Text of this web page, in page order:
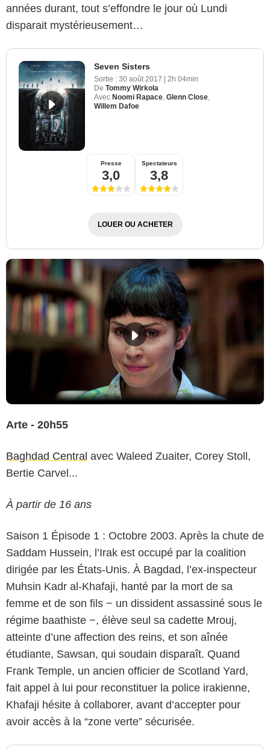
années durant, tout s’effondre le jour où Lundi
disparait mystérieusement…
Seven Sisters
Sortie : 30 août 2017
2h 04min
De Tommy Wirkola
Avec Noomi Rapace, Glenn Close,
Willem Dafoe
Presse
3,0
Spectateurs
3,8
LOUER OU ACHETER
Arte - 20h55
Baghdad Central avec Waleed Zuaiter, Corey Stoll,
Bertie Carvel...
À partir de 16 ans
Saison 1 Épisode 1 : Octobre 2003. Après la chute de
Saddam Hussein, l’Irak est occupé par la coalition
dirigée par les États-Unis. À Bagdad, l’ex-inspecteur
Muhsin Kadr al-Khafaji, hanté par la mort de sa
femme et de son fils − un dissident assassiné sous le
régime baathiste −, élève seul sa cadette Mrouj,
atteinte d’une affection des reins, et son aînée
étudiante, Sawsan, qui soudain disparaît. Quand
Frank Temple, un ancien officier de Scotland Yard,
fait appel à lui pour reconstituer la police irakienne,
Khafaji hésite à collaborer, avant d’accepter pour
avoir accès à la “zone verte” sécurisée.